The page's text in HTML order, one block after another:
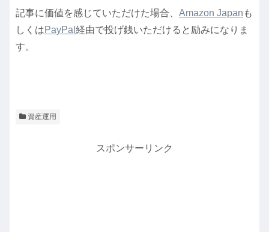
記事に価値を感じていただけた場合、 Amazon Japan も
しくはPayPal 経由で投げ銭いただけると励みになりま
す。
資産運用
スポンサーリンク